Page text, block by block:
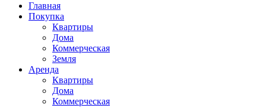
Главная
Покупка
Квартиры
Дома
Коммерческая
Земля
Аренда
Квартиры
Дома
Коммерческая